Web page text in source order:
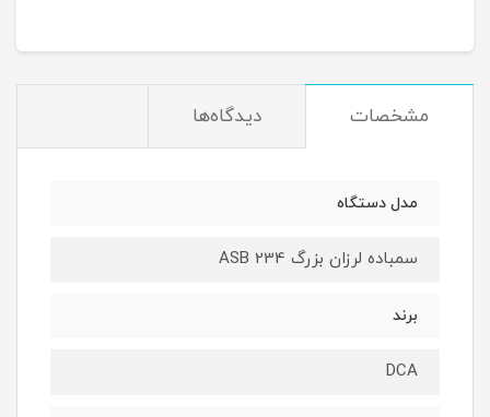
مشخصات دیدگاه‌ها
مدل دستگاه
سمباده لرزان بزرگ ASB 234
برند
DCA